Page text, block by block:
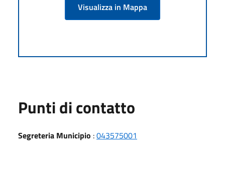
Visualizza in Mappa
Punti di contatto
Segreteria Municipio :043575001